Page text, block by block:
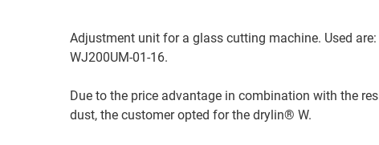
Adjustment unit for a glass cutting machine. Used
WJ200UM-01-16.
Due to the price advantage in combination with the
dust, the customer opted for the drylin® W.